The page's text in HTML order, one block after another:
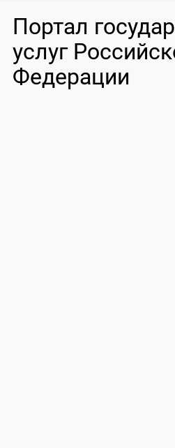
Портал
услуг
Федерации